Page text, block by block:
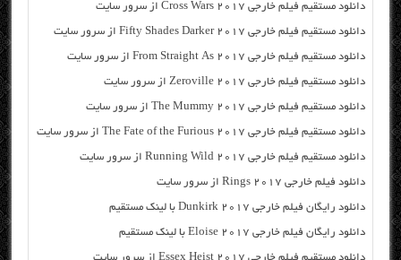
دانلود مستقیم فیلم خارجی Cross Wars 2017 از سرور سایت
دانلود مستقیم فیلم خارجی Fifty Shades Darker 2017 از سرور سایت
دانلود مستقیم فیلم خارجی From Straight As 2017 از سرور سایت
دانلود مستقیم فیلم خارجی Zeroville 2017 از سرور سایت
دانلود مستقیم فیلم خارجی The Mummy 2017 از سرور سایت
دانلود مستقیم فیلم خارجی The Fate of the Furious 2017 از سرور سایت
دانلود مستقیم فیلم خارجی Running Wild 2017 از سرور سایت
دانلود فیلم خارجی Rings 2017 از سرور سایت
دانلود رایگان فیلم خارجی Dunkirk 2017 با لینک مستقیم
دانلود رایگان فیلم خارجی Eloise 2017 با لینک مستقیم